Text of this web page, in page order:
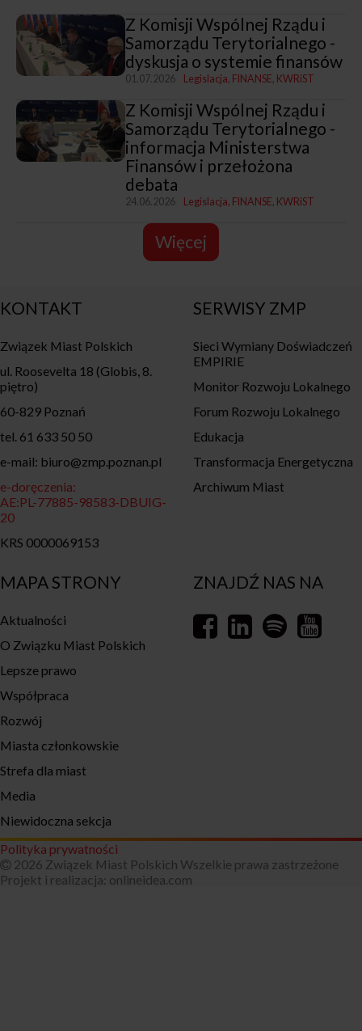
Z Komisji Wspólnej Rządu i
Samorządu Terytorialnego -
dyskusja o systemie finansów
01.07.2026 Legislacja FINANSE KWRiST
Z Komisji Wspólnej Rządu i
Samorządu Terytorialnego -
informacja Ministerstwa
Finansów i przełożona
debata
24.06.2026 Legislacja FINANSE KWRiST
Więcej
MAPA STRONY
Aktualności
O Związku Miast Polskich
Lepsze prawo
Współpraca
Rozwój
Miasta członkowskie
Strefa dla miast
Media
Niewidoczna sekcja
KONTAKT
Związek Miast Polskich
ul. Roosevelta 18 (Globis, 8.
piętro)
60-829 Poznań
tel. 61 633 50 50
e-mail: biuro@zmp.poznan.pl
e-doręczenia:
AE:PL-77885-98583-DBUIG-
20
KRS 0000069153
SERWISY ZMP
Sieci Wymiany Doświadczeń
EMPIRIE
Monitor Rozwoju Lokalnego
Forum Rozwoju Lokalnego
Edukacja
Transformacja Energetyczna
Archiwum Miast
ZNAJDŹ NAS NA
Polityka prywatności
2026 Związek Miast Polskich Wszelkie prawa zastrzeżone
Projekt i realizacja: onlineidea.com